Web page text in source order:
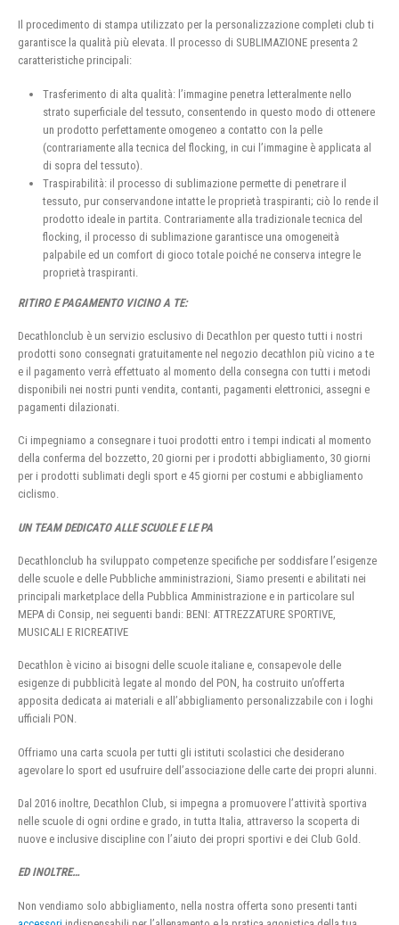
Il procedimento di stampa utilizzato per la personalizzazione completi club ti
garantisce la qualità più elevata. Il processo di SUBLIMAZIONE presenta 2
caratteristiche principali:
Trasferimento di alta qualità: l’immagine penetra letteralmente nello
strato superficiale del tessuto, consentendo in questo modo di ottenere
un prodotto perfettamente omogeneo a contatto con la pelle
(contrariamente alla tecnica del flocking, in cui l’immagine è applicata al
di sopra del tessuto).
Traspirabilità: il processo di sublimazione permette di penetrare il
tessuto, pur conservandone intatte le proprietà traspiranti; ciò lo rende il
prodotto ideale in partita. Contrariamente alla tradizionale tecnica del
flocking, il processo di sublimazione garantisce una omogeneità
palpabile ed un comfort di gioco totale poiché ne conserva integre le
proprietà traspiranti.
RITIRO E PAGAMENTO VICINO A TE:
Decathlonclub è un servizio esclusivo di Decathlon per questo tutti i nostri
prodotti sono consegnati gratuitamente nel negozio decathlon più vicino a te
e il pagamento verrà effettuato al momento della consegna con tutti i metodi
disponibili nei nostri punti vendita, contanti, pagamenti elettronici, assegni e
pagamenti dilazionati.
Ci impegniamo a consegnare i tuoi prodotti entro i tempi indicati al momento
della conferma del bozzetto, 20 giorni per i prodotti abbigliamento, 30 giorni
per i prodotti sublimati degli sport e 45 giorni per costumi e abbigliamento
ciclismo.
UN TEAM DEDICATO ALLE SCUOLE E LE PA
Decathlonclub ha sviluppato competenze specifiche per soddisfare l’esigenze
delle scuole e delle Pubbliche amministrazioni, Siamo presenti e abilitati nei
principali marketplace della Pubblica Amministrazione e in particolare sul
MEPA di Consip, nei seguenti bandi: BENI: ATTREZZATURE SPORTIVE,
MUSICALI E RICREATIVE
Decathlon è vicino ai bisogni delle scuole italiane e, consapevole delle
esigenze di pubblicità legate al mondo del PON, ha costruito un’offerta
apposita dedicata ai materiali e all’abbigliamento personalizzabile con i loghi
ufficiali PON.
Offriamo una carta scuola per tutti gli istituti scolastici che desiderano
agevolare lo sport ed usufruire dell’associazione delle carte dei propri alunni.
Dal 2016 inoltre, Decathlon Club, si impegna a promuovere l’attività sportiva
nelle scuole di ogni ordine e grado, in tutta Italia, attraverso la scoperta di
nuove e inclusive discipline con l’aiuto dei propri sportivi e dei Club Gold.
ED INOLTRE…
Non vendiamo solo abbigliamento, nella nostra offerta sono presenti tanti